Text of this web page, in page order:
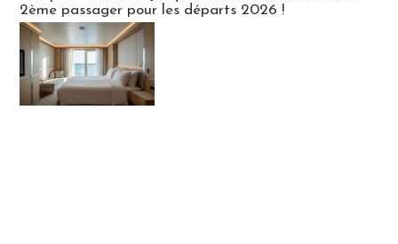
2ème passager pour les départs 2026 !